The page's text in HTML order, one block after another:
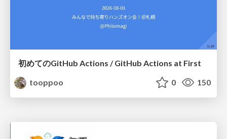
初めてのGitHub Actions / GitHub Actions at First
tooppoo
0 150